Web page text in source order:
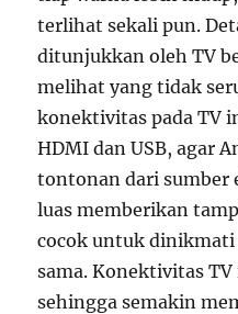
terlihat sekali pun.
ditunjukkan oleh TV
melihat yang tidak
konektivitas pada TV
HDMI dan USB, agar
tontonan dari sumber
luas memberikan
cocok untuk
sama. Konektivitas
sehingga semakin